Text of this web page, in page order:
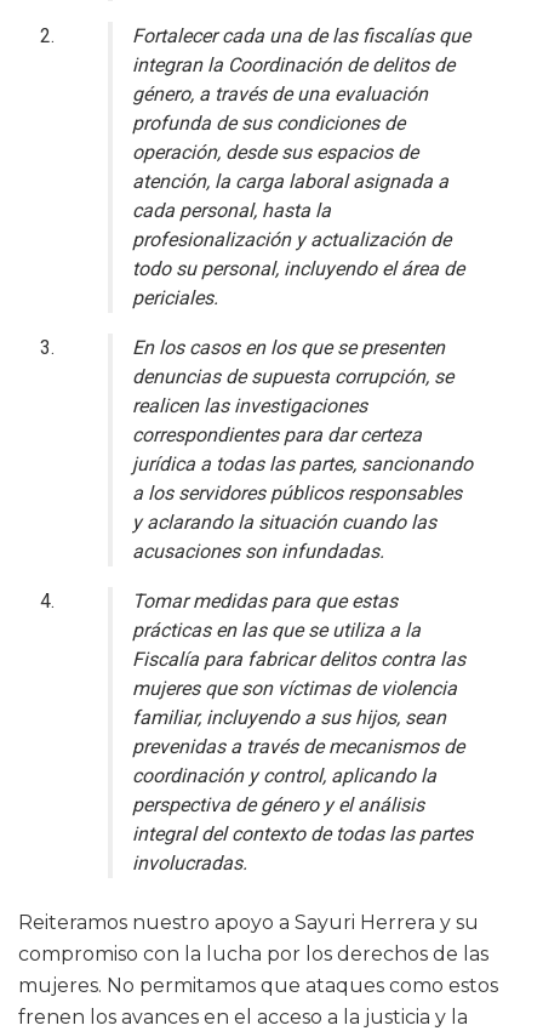
Fortalecer cada una de las fiscalías que
integran la Coordinación de delitos de
género, a través de una evaluación
profunda de sus condiciones de
operación, desde sus espacios de
atención, la carga laboral asignada a
cada personal, hasta la
profesionalización y actualización de
todo su personal, incluyendo el área de
periciales.
En los casos en los que se presenten
denuncias de supuesta corrupción, se
realicen las investigaciones
correspondientes para dar certeza
jurídica a todas las partes, sancionando
a los servidores públicos responsables
y aclarando la situación cuando las
acusaciones son infundadas.
Tomar medidas para que estas
prácticas en las que se utiliza a la
Fiscalía para fabricar delitos contra las
mujeres que son víctimas de violencia
familiar, incluyendo a sus hijos, sean
prevenidas a través de mecanismos de
coordinación y control, aplicando la
perspectiva de género y el análisis
integral del contexto de todas las partes
involucradas.
Reiteramos nuestro apoyo a Sayuri Herrera y su
compromiso con la lucha por los derechos de las
mujeres. No permitamos que ataques como estos
frenen los avances en el acceso a la justicia y la